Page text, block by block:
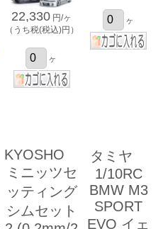
22,330 円/ヶ
（うち税(税込)円）
ヶ
ヶ
KYOSHO
ミニッツセ
ッティング
シムセット
タミヤ
1/10RC
BMW M3
SPORT
EVO イェ